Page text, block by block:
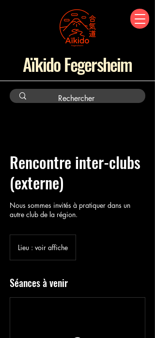
Aïkido Fegersheim
Rencontre inter-clubs
(externe)
Nous sommes invités à pratiquer dans un
autre club de la région.
Lieu : voir affiche
Séances à venir